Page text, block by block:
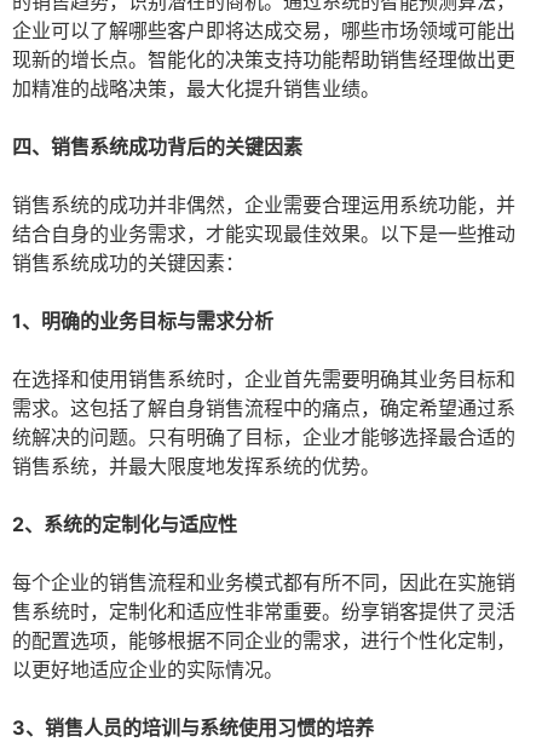
企业可以了解哪些客户即将达成交易，哪些市场领域可能出
现新的增长点。智能化的决策支持功能帮助销售经理做出更
加精准的战略决策，最大化提升销售业绩。
四、销售系统成功背后的关键因素
销售系统的成功并非偶然，企业需要合理运用系统功能，并
结合自身的业务需求，才能实现最佳效果。以下是一些推动
销售系统成功的关键因素：
1、明确的业务目标与需求分析
在选择和使用销售系统时，企业首先需要明确其业务目标和
需求。这包括了解自身销售流程中的痛点，确定希望通过系
统解决的问题。只有明确了目标，企业才能够选择最合适的
销售系统，并最大限度地发挥系统的优势。
2、系统的定制化与适应性
每个企业的销售流程和业务模式都有所不同，因此在实施销
售系统时，定制化和适应性非常重要。纷享销客提供了灵活
的配置选项，能够根据不同企业的需求，进行个性化定制，
以更好地适应企业的实际情况。
3、销售人员的培训与系统使用习惯的培养